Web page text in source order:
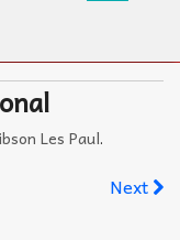
Les Paul.
Next